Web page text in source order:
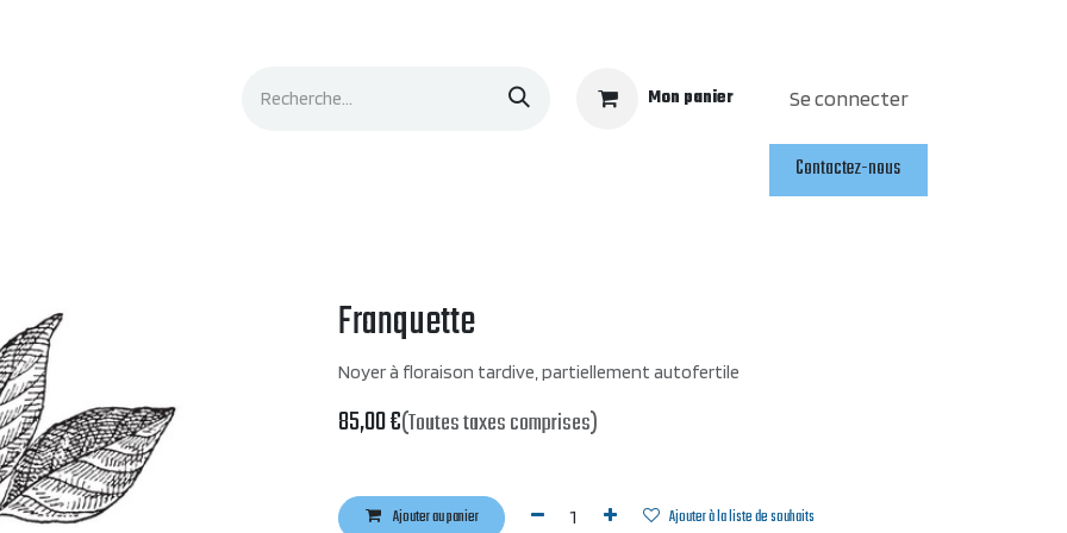
Mon panier Se connecter
Contactez-nous
Franquette
Noyer à floraison tardive, partiellement autofertile
85,00€(Toutes taxes comprises)
Ajouter au panier Ajouter à la liste de souhaits